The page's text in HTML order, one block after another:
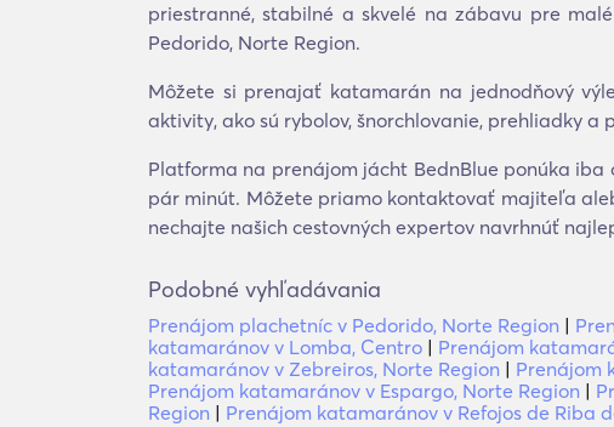
priestranné, stabilné a skvelé na zábavu pre
Pedorido, Norte Region.
Môžete si prenajať katamarán na jednodňový
aktivity, ako sú rybolov, šnorchlovanie, prehliadky
Platforma na prenájom jácht BednBlue ponúka
pár minút. Môžete priamo kontaktovať majiteľa
nechajte našich cestovných expertov navrhnúť
Podobné vyhľadávania
Prenájom plachetníc v Pedorido, Norte Region |
katamaránov v Lomba, Centro | Prenájom
katamaránov v Zebreiros, Norte Region | Prenájom
Prenájom katamaránov v Espargo, Norte Region |
Region | Prenájom katamaránov v Refojos de Riba